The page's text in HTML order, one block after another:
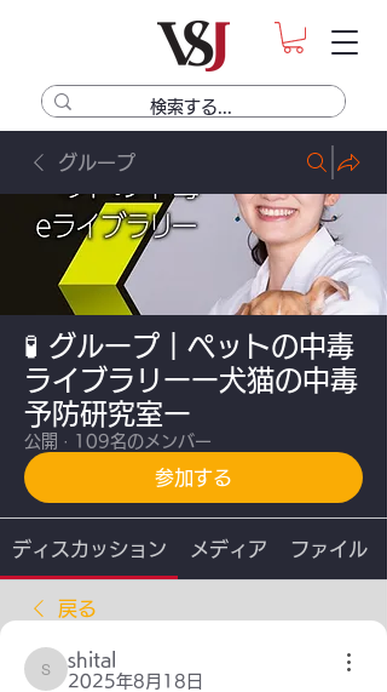
グループ
🧪 グループ｜ペットの中毒
ライブラリーー犬猫の中毒
予防研究室ー
公開 · 109名のメンバー
参加する
ディスカッション メディア ファイル
戻る
shital
shital
2025年8月18日